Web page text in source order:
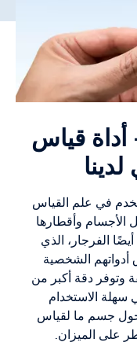
أداة قياس
في علم القياس
الأجسام وأقطارها
الفرجار، الذي
أدواتهم الشخصية
وتوفر دقة أكبر من
سهلة الاستخدام
حول جسم ما لقياس
على الميزان.